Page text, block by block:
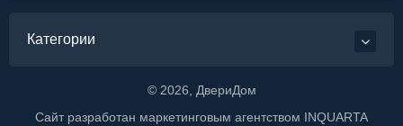
Категории
© 2026 , ДвериДом
Сайт разработан маркетинговым агентством INQUARTA